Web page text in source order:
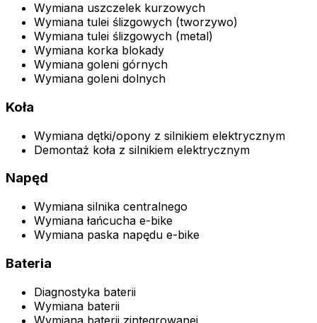
Wymiana uszczelek kurzowych
Wymiana tulei ślizgowych (tworzywo)
Wymiana tulei ślizgowych (metal)
Wymiana korka blokady
Wymiana goleni górnych
Wymiana goleni dolnych
Koła
Wymiana dętki/opony z silnikiem elektrycznym
Demontaż koła z silnikiem elektrycznym
Napęd
Wymiana silnika centralnego
Wymiana łańcucha e-bike
Wymiana paska napędu e-bike
Bateria
Diagnostyka baterii
Wymiana baterii
Wymiana baterii zintegrowanej